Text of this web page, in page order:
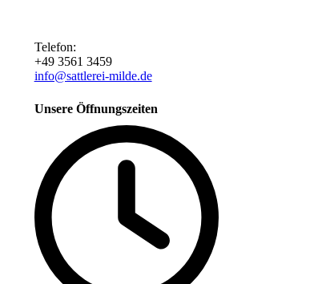
Telefon:
+49 3561 3459
info@sattlerei-milde.de
Unsere Öffnungszeiten